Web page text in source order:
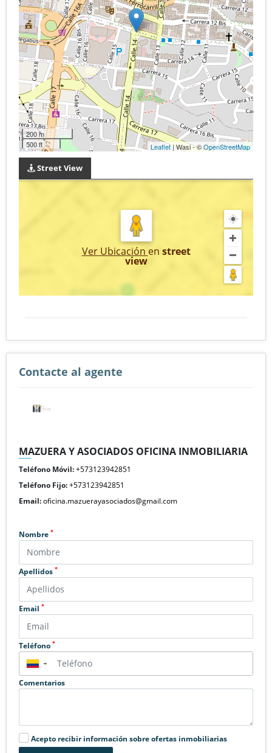
200 m
500 ft
Leaflet| Wasi - ©OpenStreetMap
Street View
Ver Ubicación en street
view
Contacte al agente
MAZUERA Y ASOCIADOS OFICINA INMOBILIARIA
Teléfono Móvil:+573123942851
Teléfono Fijo:+573123942851
Email:oficina.mazuerayasociados@gmail.com
Nombre *
Apellidos *
Email *
Teléfono *
▼
Comentarios
Acepto recibir información sobre ofertas inmobiliarias